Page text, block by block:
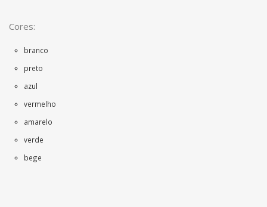
Cores:
branco
preto
azul
vermelho
amarelo
verde
bege